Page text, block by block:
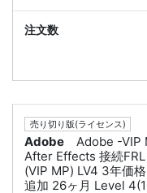
売り切り版(ライセンス)
Adobe
Adobe -VIP
After Effects 接続
(VIP MP) LV4 3年価
追加 26ヶ月 Level